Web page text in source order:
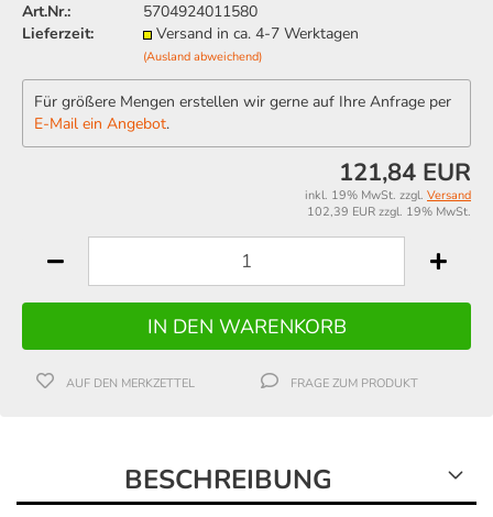
Art.Nr.:
5704924011580
Lieferzeit:
Versand in ca. 4-7 Werktagen
(Ausland abweichend)
Für größere Mengen erstellen wir gerne auf Ihre Anfrage per
E-Mail ein Angebot.
121,84 EUR
inkl. 19% MwSt. zzgl. Versand
102,39 EUR zzgl. 19% MwSt.
AUF DEN MERKZETTEL FRAGE ZUM PRODUKT
BESCHREIBUNG